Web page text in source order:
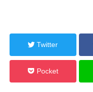
Twitter
Pocket